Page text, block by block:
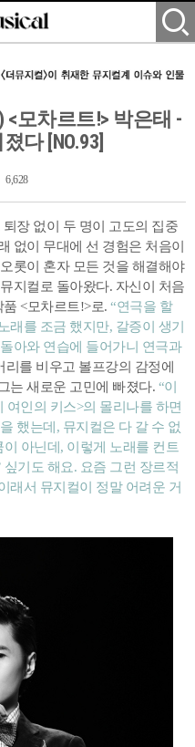
<모차르트!> 박은태 -
다 [NO.93]
6,628
장 없이 두 명이 고도의 집중
없이 무대에 선 경험은 처음이
롯이 혼자 모든 것을 해결해야
지컬로 돌아왔다. 자신이 처음
<모차르트!>로. “연극을 할
래를 조금 했지만, 갈증이 생기
아와 연습에 들어가니 연극과
리를 비우고 볼프강의 감정에
는 새로운 고민에 빠졌다. “이
인의 키스>의 몰리나를 하면
했는데, 뮤지컬은 다 갈 수 없
아닌데, 이렇게 노래를 컨트
기도 해요. 요즘 그런 장르적
래서 뮤지컬이 정말 어려운 거